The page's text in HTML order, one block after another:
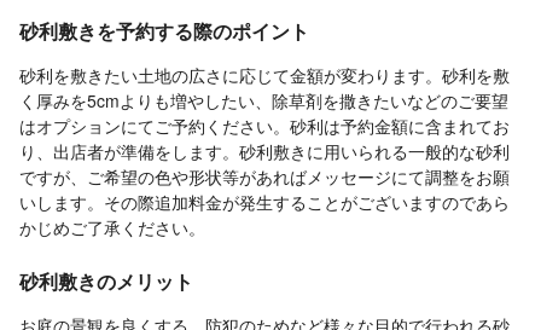
砂利敷きを予約する際のポイント
砂利を敷きたい土地の広さに応じて金額が変わります。砂利を敷
く厚みを5cmよりも増やしたい、除草剤を撒きたいなどのご要望
はオプションにてご予約ください。砂利は予約金額に含まれてお
り、出店者が準備をします。砂利敷きに用いられる一般的な砂利
ですが、ご希望の色や形状等があればメッセージにて調整をお願
いします。その際追加料金が発生することがございますのであら
かじめご了承ください。
砂利敷きのメリット
お庭の景観を良くする、防犯のためなど様々な目的で行われる砂